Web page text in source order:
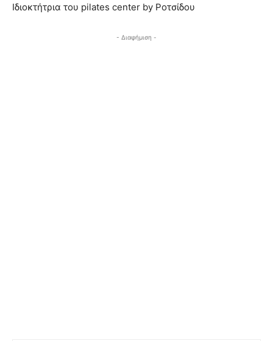
Ιδιοκτήτρια του pilates center by Ροτσίδου
- Διαφήμιση -